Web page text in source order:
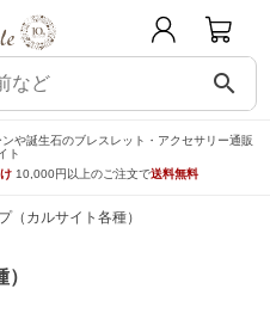
search
や誕生石のブレスレット・アクセサリー通販
ト
10,000円以上のご注文で送料無料
（カルサイト各種）